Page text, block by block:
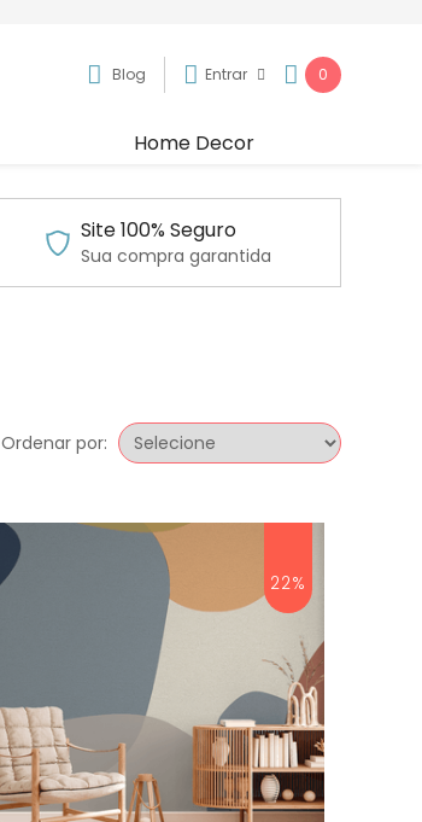
Blog Entrar 0
Home Decor
Site 100% Seguro
Sua compra garantida
Ordenar por:
22%